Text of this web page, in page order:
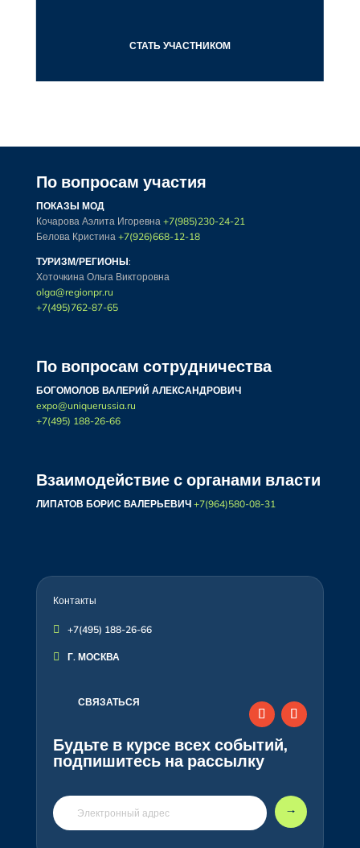
СТАТЬ УЧАСТНИКОМ
По вопросам участия
ПОКАЗЫ МОД
Кочарова Аэлита Игоревна +7(985)230-24-21
Белова Кристина +7(926)668-12-18
ТУРИЗМ/РЕГИОНЫ:
Хоточкина Ольга Викторовна
olga@regionpr.ru
+7(495)762-87-65
По вопросам сотрудничества
БОГОМОЛОВ ВАЛЕРИЙ АЛЕКСАНДРОВИЧ
expo@uniquerussia.ru
+7(495) 188-26-66
Взаимодействие с органами власти
ЛИПАТОВ БОРИС ВАЛЕРЬЕВИЧ +7(964)580-08-31
Контакты
 +7(495) 188-26-66
 Г. МОСКВА
СВЯЗАТЬСЯ
Будьте в курсе всех событий,
подпишитесь на рассылку
🠒